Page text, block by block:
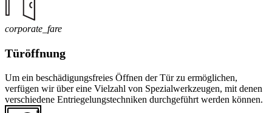
corporate_fare
Türöffnung
Um ein beschädigungsfreies Öffnen der Tür zu ermöglichen,
verfügen wir über eine Vielzahl von Spezialwerkzeugen, mit denen
verschiedene Entriegelungstechniken durchgeführt werden können.